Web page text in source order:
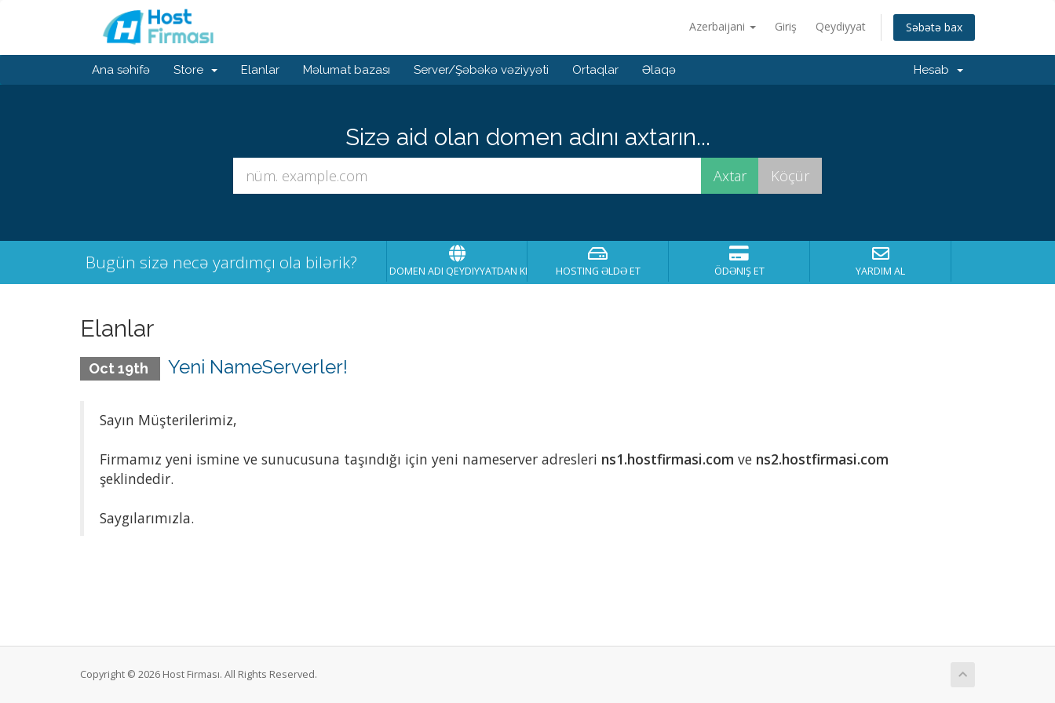
Azerbaijani Giriş Qeydiyyat Səbətə bax
Ana səhifə Store Elanlar Məlumat bazası Server/Şəbəkə vəziyyəti Ortaqlar Əlaqə Hesab
Sizə aid olan domen adını axtarın...
Bugün sizə necə yardımçı ola bilərik? DOMEN ADI QEYDIYYATDAN KEÇIRT HOSTING ƏLDƏ ET ÖDƏNIŞ ET YARDIM AL
Elanlar
Oct 19th Yeni NameServerler!
Sayın Müşterilerimiz,
Firmamız yeni ismine ve sunucusuna taşındığı için yeni nameserver adresleri ns1.hostfirmasi.com ve ns2.hostfirmasi.com
şeklindedir.
Saygılarımızla.
Copyright © 2026 Host Firması. All Rights Reserved.